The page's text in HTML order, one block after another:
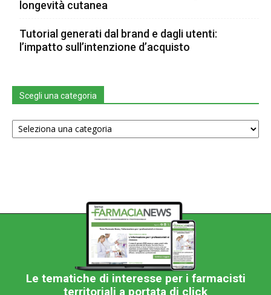
longevità cutanea
Tutorial generati dal brand e dagli utenti:
l’impatto sull’intenzione d’acquisto
Scegli una categoria
Scegli
una
Le tematiche di interesse per i farmacisti
territoriali a portata di click